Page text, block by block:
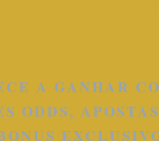
A GANHAR
ODDS,